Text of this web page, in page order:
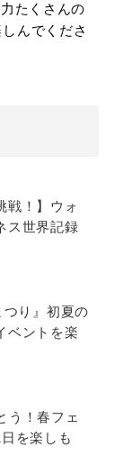
たくさんの
んでくださ
戦！】ウォ
ス世界記録
つり』初夏の
ベントを楽
う！春フェ
を楽しも